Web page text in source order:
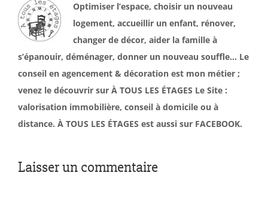
Optimiser l’espace, choisir un nouveau
logement, accueillir un enfant, rénover,
changer de décor, aider la famille à
s’épanouir, déménager, donner un nouveau souffle… Le
conseil en agencement & décoration est mon métier ;
venez le découvrir sur À TOUS LES ÉTAGES Le Site :
valorisation immobilière, conseil à domicile ou à
distance. À TOUS LES ÉTAGES est aussi sur FACEBOOK.
Laisser un commentaire